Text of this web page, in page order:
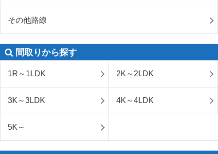
その他路線
間取りから探す
1R～1LDK 2K～2LDK
3K～3LDK 4K～4LDK
5K～